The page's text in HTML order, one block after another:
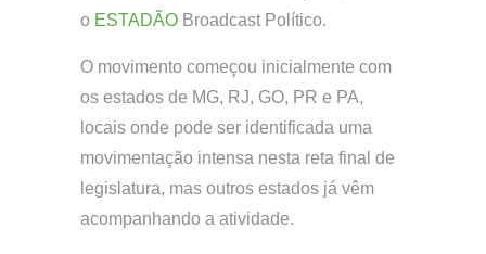
o ESTADÃO Broadcast Político.
O movimento começou inicialmente com
os estados de MG, RJ, GO, PR e PA,
locais onde pode ser identificada uma
movimentação intensa nesta reta final de
legislatura, mas outros estados já vêm
acompanhando a atividade.